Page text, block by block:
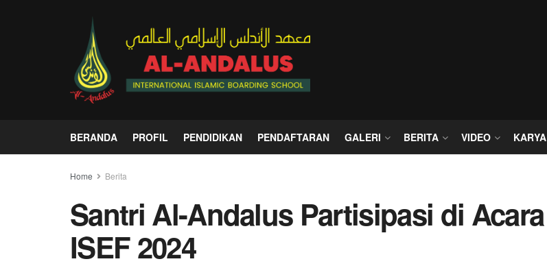
BERANDA PROFIL PENDIDIKAN PENDAFTARAN GALERI BERITA VIDEO KARYA
Home Berita
Santri Al-Andalus Partisipasi di Acara
ISEF 2024